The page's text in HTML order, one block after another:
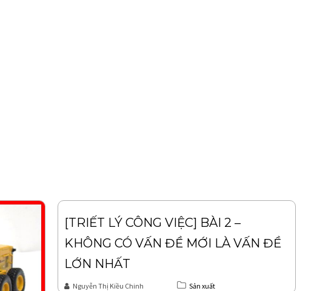
[TRIẾT LÝ CÔNG VIỆC] BÀI 2 –
KHÔNG CÓ VẤN ĐỀ MỚI LÀ VẤN ĐỀ
LỚN NHẤT
Nguyễn Thị Kiều Chinh Sản xuất